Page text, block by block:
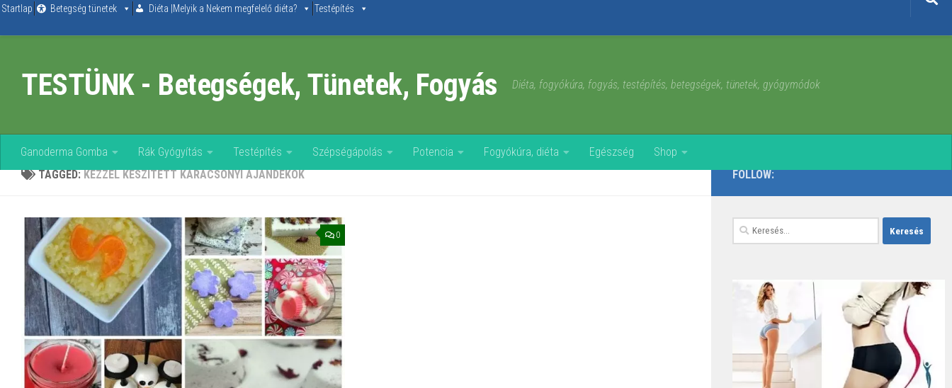
Skip to content
Startlap Betegség tünetek Diéta |Melyik a Nekem megfelelő diéta? Testépítés
TESTÜNK - Betegségek, Tünetek, Fogyás Diéta, fogyókúra, fogyás, testépítés, betegségek, tünetek, gyógymódok
Ganoderma Gomba Rák Gyógyítás Testépítés Szépségápolás Potencia Fogyókúra, diéta Egészség
Shop
TAGGED:KÉZZEL KÉSZÍTETT KARÁCSONYI AJÁNDÉKOK
0
FOLLOW:
Keresés: